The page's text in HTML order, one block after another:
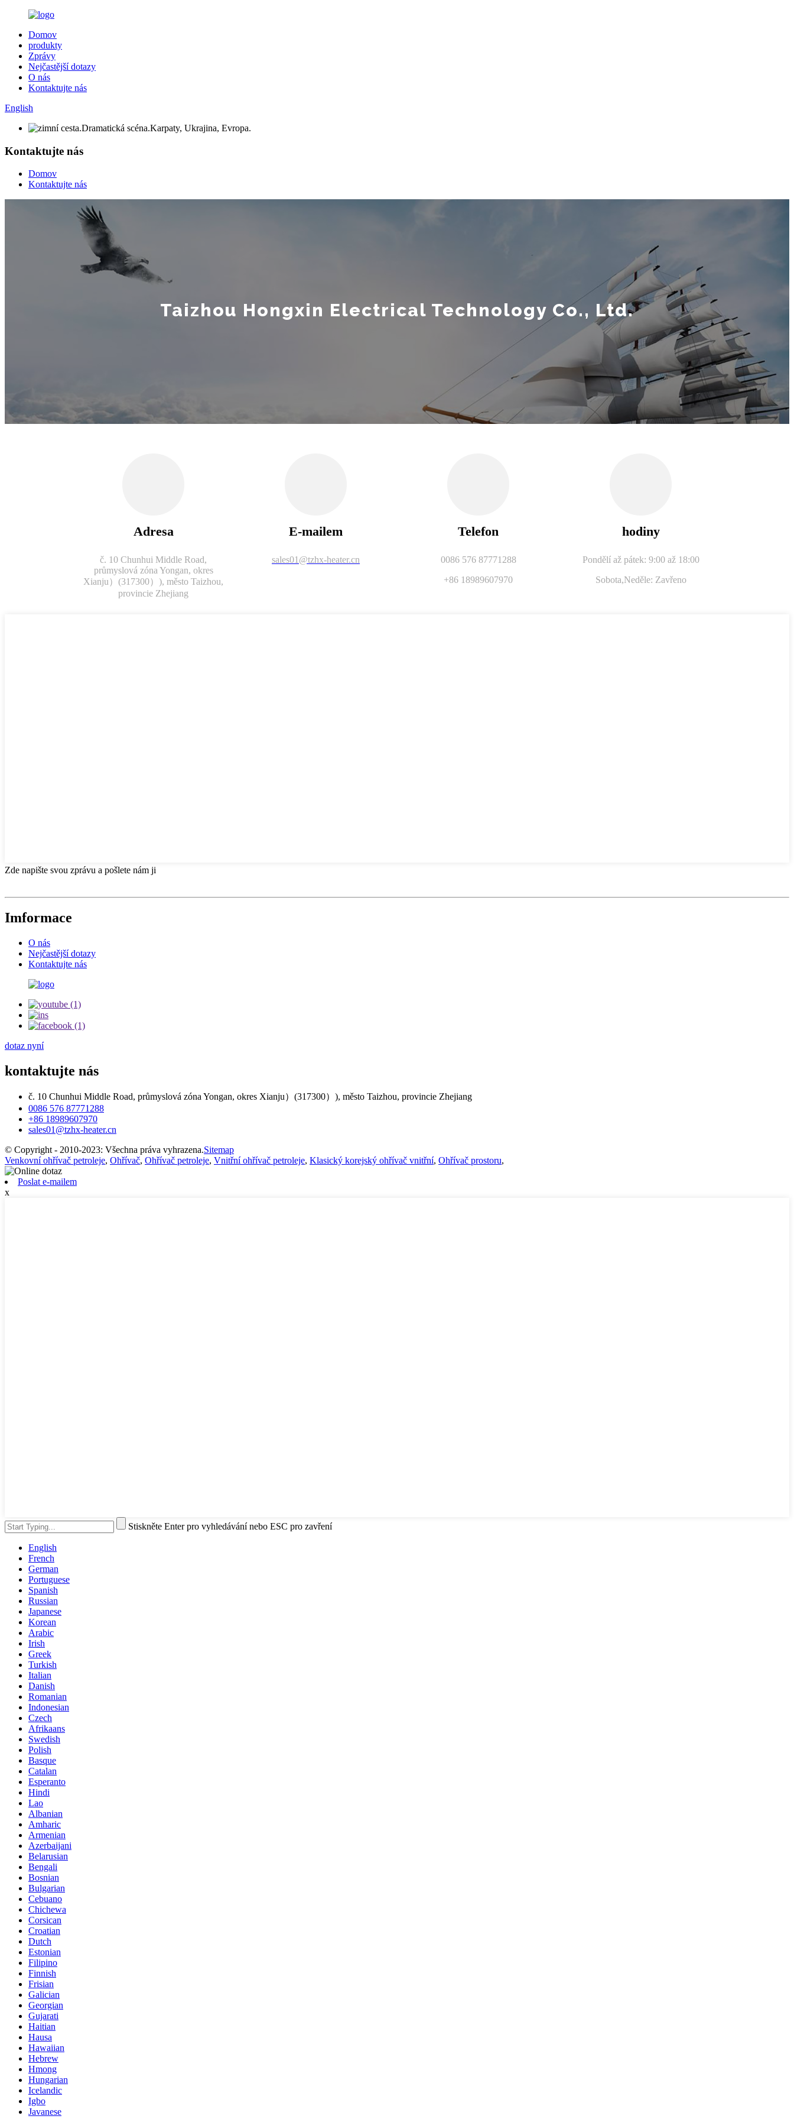
Domov
produkty
Zprávy
Nejčastější dotazy
O nás
Kontaktujte nás
English
Kontaktujte nás
Domov
Kontaktujte nás
Taizhou Hongxin Electrical Technology Co., Ltd.
Adresa
č. 10 Chunhui Middle Road,
průmyslová zóna Yongan, okres
Xianju）(317300）), město Taizhou,
provincie Zhejiang
E-mailem
sales01@tzhx-heater.cn
Telefon
0086 576 87771288
+86 18989607970
hodiny
Pondělí až pátek: 9:00 až 18:00
Sobota,Neděle: Zavřeno
Zde napište svou zprávu a pošlete nám ji
Imformace
O nás
Nejčastější dotazy
Kontaktujte nás
dotaz nyní
kontaktujte nás
č. 10 Chunhui Middle Road, průmyslová zóna Yongan, okres Xianju）(317300）), město Taizhou, provincie Zhejiang
0086 576 87771288
+86 18989607970
sales01@tzhx-heater.cn
© Copyright - 2010-2023: Všechna práva vyhrazena.Sitemap
Venkovní ohřívač petroleje, Ohřívač, Ohřívač petroleje, Vnitřní ohřívač petroleje, Klasický korejský ohřívač vnitřní, Ohřívač prostoru,
Poslat e-mailem
x
Stiskněte Enter pro vyhledávání nebo ESC pro zavření
English
French
German
Portuguese
Spanish
Russian
Japanese
Korean
Arabic
Irish
Greek
Turkish
Italian
Danish
Romanian
Indonesian
Czech
Afrikaans
Swedish
Polish
Basque
Catalan
Esperanto
Hindi
Lao
Albanian
Amharic
Armenian
Azerbaijani
Belarusian
Bengali
Bosnian
Bulgarian
Cebuano
Chichewa
Corsican
Croatian
Dutch
Estonian
Filipino
Finnish
Frisian
Galician
Georgian
Gujarati
Haitian
Hausa
Hawaiian
Hebrew
Hmong
Hungarian
Icelandic
Igbo
Javanese